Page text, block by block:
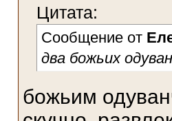
Цитата:
Сообщение от
два божьих
божьим